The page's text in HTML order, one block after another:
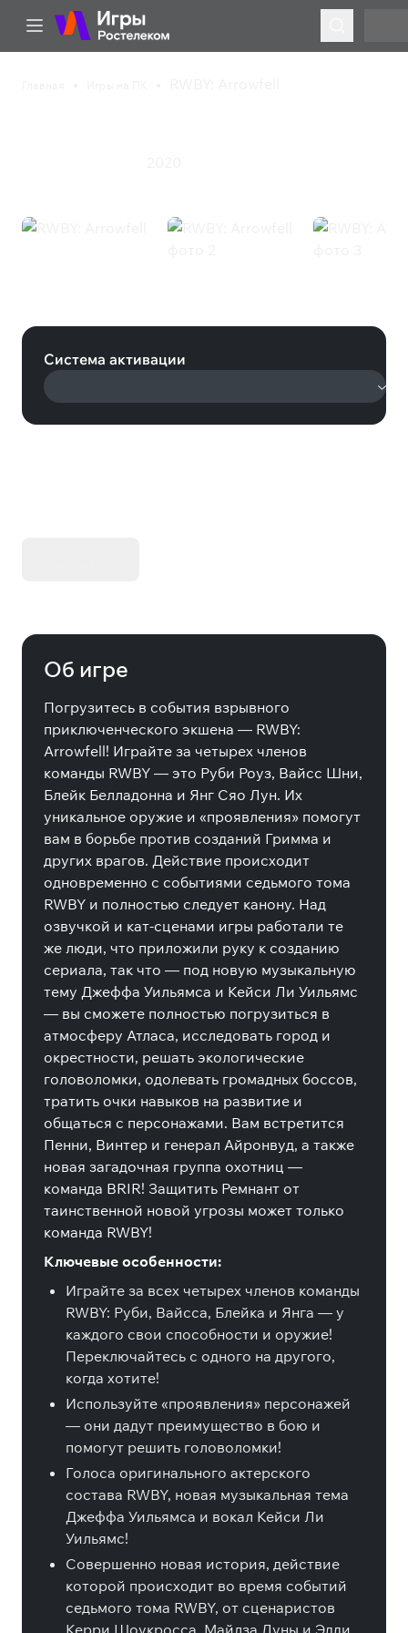
Система активации
Об игре
Погрузитесь в события взрывного
приключенческого экшена — RWBY:
Arrowfell! Играйте за четырех членов
команды RWBY — это Руби Роуз, Вайсс Шни,
Блейк Белладонна и Янг Сяо Лун. Их
уникальное оружие и «проявления» помогут
вам в борьбе против созданий Гримма и
других врагов. Действие происходит
одновременно с событиями седьмого тома
RWBY и полностью следует канону. Над
озвучкой и кат-сценами игры работали те
же люди, что приложили руку к созданию
сериала, так что — под новую музыкальную
тему Джеффа Уильямса и Кейси Ли Уильямс
— вы сможете полностью погрузиться в
атмосферу Атласа, исследовать город и
окрестности, решать экологические
головоломки, одолевать громадных боссов,
тратить очки навыков на развитие и
общаться с персонажами. Вам встретится
Пенни, Винтер и генерал Айронвуд, а также
новая загадочная группа охотниц —
команда BRIR! Защитить Ремнант от
таинственной новой угрозы может только
команда RWBY!
Ключевые особенности:
Играйте за всех четырех членов команды
RWBY: Руби, Вайсса, Блейка и Янга — у
каждого свои способности и оружие!
Переключайтесь с одного на другого,
когда хотите!
Используйте «проявления» персонажей
— они дадут преимущество в бою и
помогут решить головоломки!
Голоса оригинального актерского
состава RWBY, новая музыкальная тема
Джеффа Уильямса и вокал Кейси Ли
Уильямс!
Совершенно новая история, действие
которой происходит во время событий
седьмого тома RWBY, от сценаристов
Керри Шоукросса, Майлза Луны и Эдди